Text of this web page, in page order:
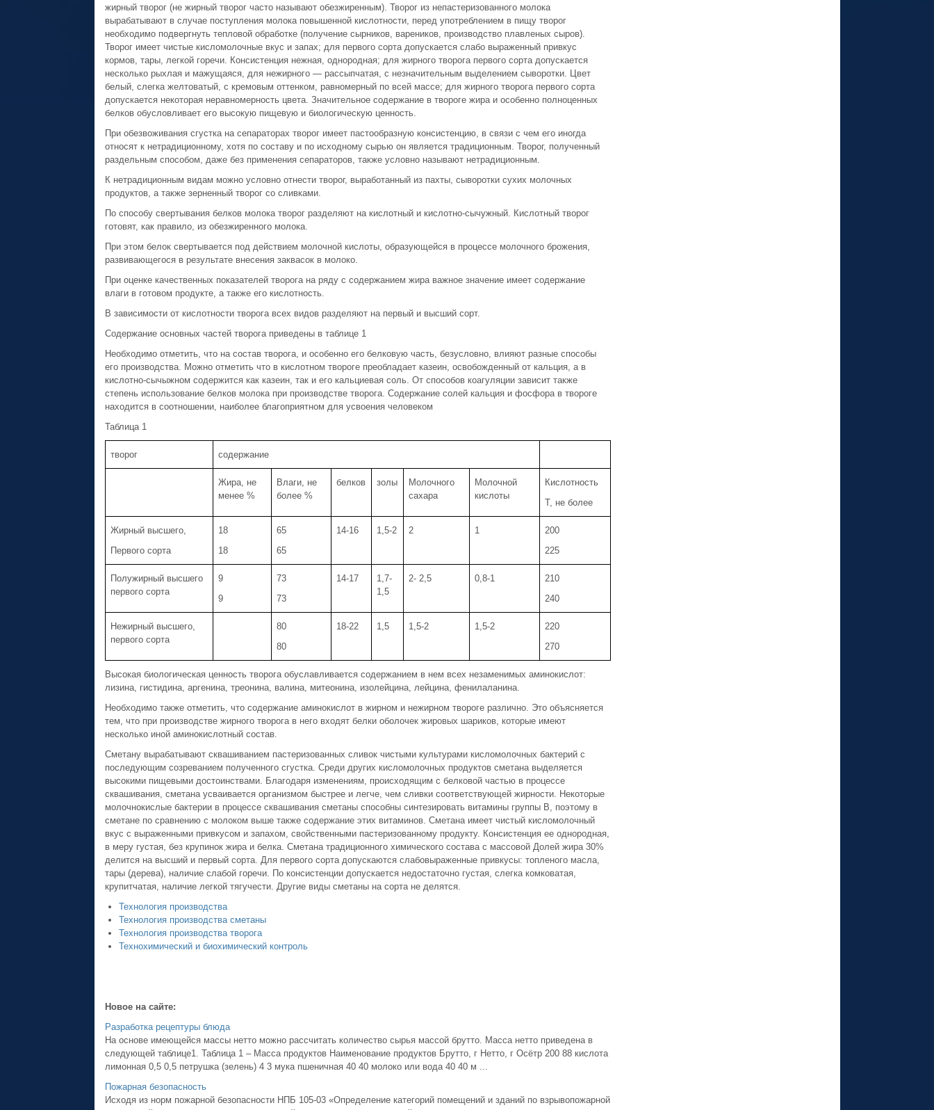
жирный творог (не жирный творог часто называют обезжиренным). Творог из непастеризованного молока
вырабатывают в случае поступления молока повышенной кислотности, перед употреблением в пищу творог
необходимо подвергнуть тепловой обработке (получение сырников, вареников, производство плавленых сыров).
Творог имеет чистые кисломолочные вкус и запах; для первого сорта допускается слабо выраженный привкус
кормов, тары, легкой горечи. Консистенция нежная, однородная; для жирного творога первого сорта допускается
несколько рыхлая и мажущаяся, для нежирного — рассыпчатая, с незначительным выделением сыворотки. Цвет
белый, слегка желтоватый, с кремовым оттенком, равномерный по всей массе; для жирного творога первого сорта
допускается некоторая неравномерность цвета. Значительное содержание в твороге жира и особенно полноценных
белков обусловливает его высокую пищевую и биологическую ценность.
При обезвоживания сгустка на сепараторах творог имеет пастообразную консистенцию, в связи с чем его иногда
относят к нетрадиционному, хотя по составу и по исходному сырью он является традиционным. Творог, полученный
раздельным способом, даже без применения сепараторов, также условно называют нетрадиционным.
К нетрадиционным видам можно условно отнести творог, выработанный из пахты, сыворотки сухих молочных
продуктов, а также зерненный творог со сливками.
По способу свертывания белков молока творог разделяют на кислотный и кислотно-сычужный. Кислотный творог
готовят, как правило, из обезжиренного молока.
При этом белок свертывается под действием молочной кислоты, образующейся в процессе молочного брожения,
развивающегося в результате внесения заквасок в молоко.
При оценке качественных показателей творога на ряду с содержанием жира важное значение имеет содержание
влаги в готовом продукте, а также его кислотность.
В зависимости от кислотности творога всех видов разделяют на первый и высший сорт.
Содержание основных частей творога приведены в таблице 1
Необходимо отметить, что на состав творога, и особенно его белковую часть, безусловно, влияют разные способы
его производства. Можно отметить что в кислотном твороге преобладает казеин, освобожденный от кальция, а в
кислотно-сычыжном содержится как казеин, так и его кальциевая соль. От способов коагуляции зависит также
степень использование белков молока при производстве творога. Содержание солей кальция и фосфора в твороге
находится в соотношении, наиболее благоприятном для усвоения человеком
Таблица 1
творог содержание
Жира, не
менее %
Влаги, не
более %
белков золы
Молочного
сахара
Молочной
кислоты
Кислотность
Т, не более
Жирный высшего,
Первого сорта
18
18
65
65
14-16 1,5-2 2 1
200
225
Полужирный высшего
первого сорта
9
9
73
73
14-17
1,7-
1,5
2- 2,5 0,8-1
210
240
Нежирный высшего,
первого сорта
80
80
18-22 1,5 1,5-2 1,5-2
220
270
Высокая биологическая ценность творога обуславливается содержанием в нем всех незаменимых аминокислот:
лизина, гистидина, аргенина, треонина, валина, митеонина, изолейцина, лейцина, фенилаланина.
Необходимо также отметить, что содержание аминокислот в жирном и нежирном твороге различно. Это объясняется
тем, что при производстве жирного творога в него входят белки оболочек жировых шариков, которые имеют
несколько иной аминокислотный состав.
Сметану вырабатывают сквашиванием пастеризованных сливок чистыми культурами кисломолочных бактерий с
последующим созреванием полученного сгустка. Среди других кисломолочных продуктов сметана выделяется
высокими пищевыми достоинствами. Благодаря изменениям, происходящим с белковой частью в процессе
сквашивания, сметана усваивается организмом быстрее и легче, чем сливки соответствующей жирности. Некоторые
молочнокислые бактерии в процессе сквашивания сметаны способны синтезировать витамины группы В, поэтому в
сметане по сравнению с молоком выше также содержание этих витаминов. Сметана имеет чистый кисломолочный
вкус с выраженными привкусом и запахом, свойственными пастеризованному продукту. Консистенция ее однородная,
в меру густая, без крупинок жира и белка. Сметана традиционного химического состава с массовой Долей жира 30%
делится на высший и первый сорта. Для первого сорта допускаются слабовыраженные привкусы: топленого масла,
тары (дерева), наличие слабой горечи. По консистенции допускается недостаточно густая, слегка комковатая,
крупитчатая, наличие легкой тягучести. Другие виды сметаны на сорта не делятся.
Технология производства
Технология производства сметаны
Технология производства творога
Технохимический и биохимический контроль
Новое на сайте:
Разработка рецептуры блюда
На основе имеющейся массы нетто можно рассчитать количество сырья массой брутто. Масса нетто приведена в
следующей таблице1. Таблица 1 – Масса продуктов Наименование продуктов Брутто, г Нетто, г Осётр 200 88 кислота
лимонная 0,5 0,5 петрушка (зелень) 4 3 мука пшеничная 40 40 молоко или вода 40 40 м ...
Пожарная безопасность
Исходя из норм пожарной безопасности НПБ 105-03 «Определение категорий помещений и зданий по взрывопожарной